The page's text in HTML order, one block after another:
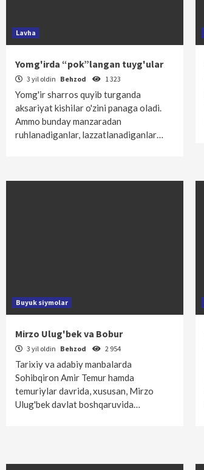
Lavha
Yomg'irda “pok”langan tuyg'ular
3 yil oldin Behzod 1 323
Yomg'ir sharros quyib turganda
aksariyat kishilar o'zini panaga oladi.
Ammo bunday manzaradan
ruhlanadiganlar, lazzatlanadiganlar…
Buyuk siymolar
Mirzo Ulug'bek va Bobur
3 yil oldin Behzod 2 954
Tarixiy va adabiy manbalarda
Sohibqiron Amir Temur hamda
temuriylar davrida, xususan, Mirzo
Ulug'bek davlat boshqaruvida…